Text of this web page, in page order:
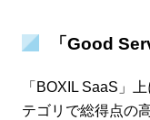
「Good
「BOXIL SaaS」
テゴリで総得点の